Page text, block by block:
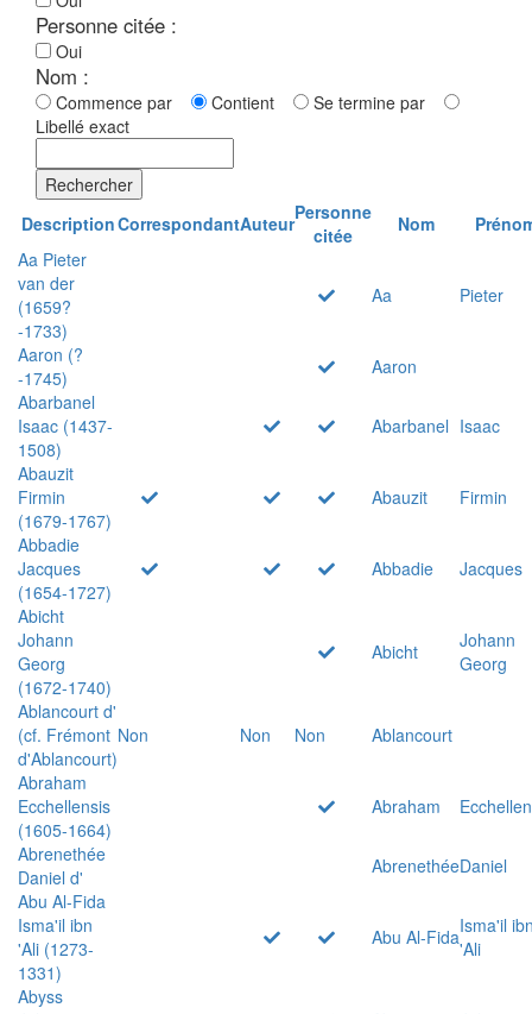
Personne citée :
Oui
Nom :
Commence par Contient
Se termine par
Libellé exact
Rechercher
DescriptionCorrespondantAuteurPersonne
citée
Nom
Aa Pieter
van der
(1659?
-1733)
Aa Pieter
Aaron (?
-1745)
Aaron
Abarbanel
Isaac (1437-
1508)
Abarbanel Isaac
Abauzit
Firmin
(1679-1767)
Abauzit
Firmin
Abbadie
Jacques
(1654-1727)
Abbadie
Jacques
Abicht
Johann
Georg
(1672-1740)
Abicht
Johann
Georg
Ablancourt d'
(cf. Frémont
d'Ablancourt)
Non Non Non
Ablancourt
Abraham
Ecchellensis
(1605-1664)
Abraham
Abrenethée
Daniel d'
AbrenethéeDaniel
Abu Al-Fida
Isma'il ibn
'Ali (1273-
1331)
Abu Al-FidaIsma'il
'Ali
Abyss